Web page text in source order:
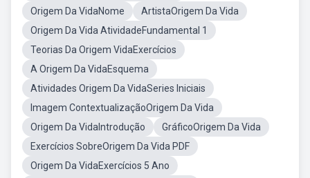
Origem Da VidaNome
ArtistaOrigem Da Vida
Origem Da Vida AtividadeFundamental 1
Teorias Da Origem VidaExercícios
A Origem Da VidaEsquema
Atividades Origem Da VidaSeries Iniciais
Imagem ContextualizaçãoOrigem Da Vida
Origem Da VidaIntrodução
GráficoOrigem Da Vida
Exercícios SobreOrigem Da Vida PDF
Origem Da VidaExercícios 5 Ano